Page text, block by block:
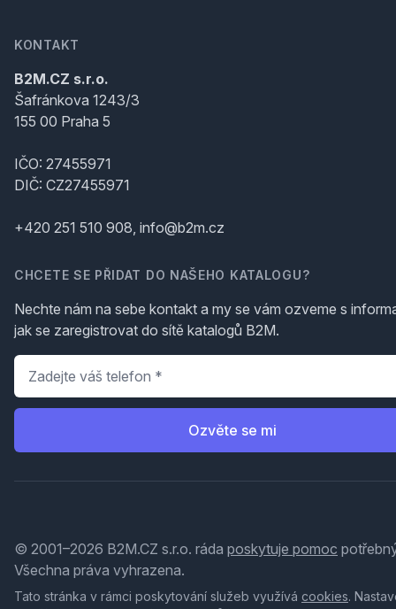
KONTAKT
B2M.CZ s.r.o.
Šafránkova 1243/3
155 00 Praha 5
IČO: 27455971
DIČ: CZ27455971
+420 251 510 908, info@b2m.cz
CHCETE SE PŘIDAT DO NAŠEHO KATALOGU?
Nechte nám na sebe kontakt a my se vám ozveme s
jak se zaregistrovat do sítě katalogů B2M.
Telefon
Ozvěte se mi
© 2001–2026 B2M.CZ s.r.o. ráda poskytuje pomoc
Všechna práva vyhrazena.
Tato stránka v rámci poskytování služeb využívá cookies.